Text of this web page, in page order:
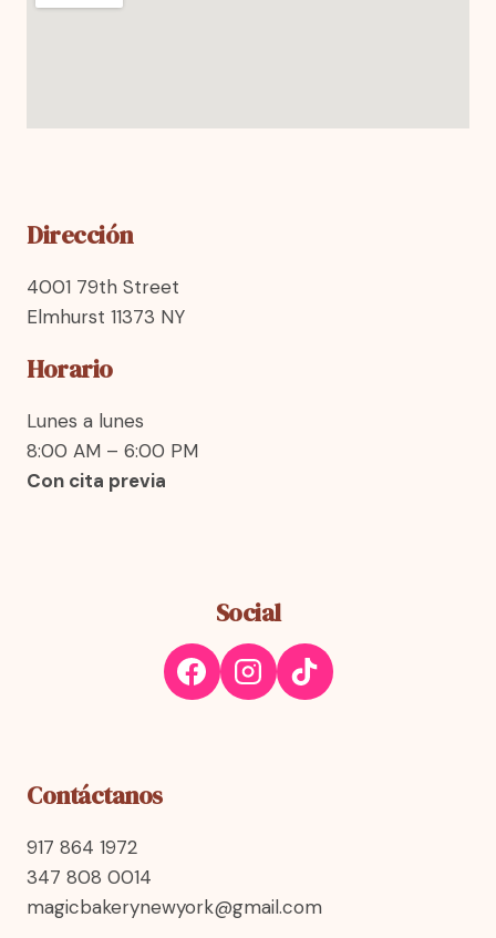
Dirección
4001 79th Street
Elmhurst 11373 NY
Horario
Lunes a lunes
8:00 AM – 6:00 PM
Con cita previa
Social
Contáctanos
917 864 1972
347 808 0014
magicbakerynewyork@gmail.com